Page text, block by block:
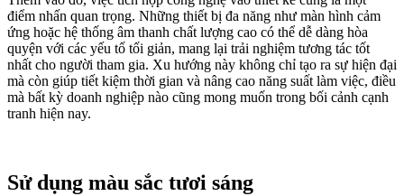
điểm nhấn quan trọng. Những thiết bị đa năng như màn hình cảm
ứng hoặc hệ thống âm thanh chất lượng cao có thể dễ dàng hòa
quyện với các yếu tố tối giản, mang lại trải nghiệm tương tác tốt
nhất cho người tham gia. Xu hướng này không chỉ tạo ra sự hiện đại
mà còn giúp tiết kiệm thời gian và nâng cao năng suất làm việc, điều
mà bất kỳ doanh nghiệp nào cũng mong muốn trong bối cảnh cạnh
tranh hiện nay.
Sử dụng màu sắc tươi sáng